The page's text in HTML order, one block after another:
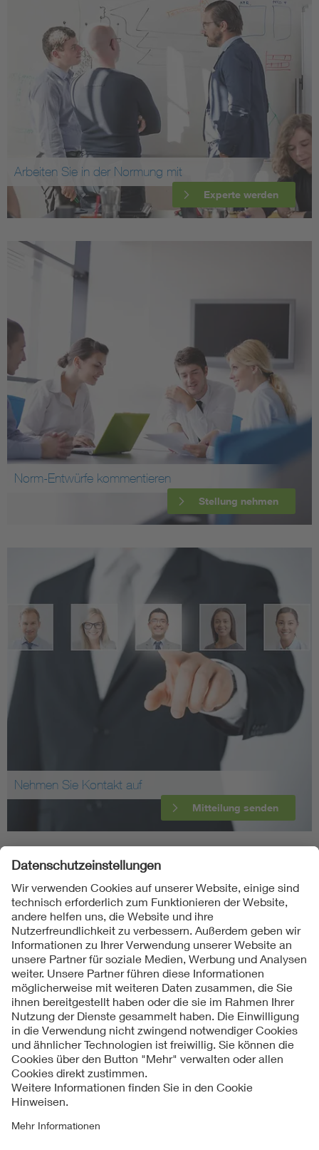
Arbeiten Sie in der Normung mit
Experte werden
Norm-Entwürfe kommentieren
Stellung nehmen
Nehmen Sie Kontakt auf
Mitteilung senden
Folgen Sie uns
Kontakt
Impressum
Datenschutzinformationen
Cookie Hinweise
Compliance